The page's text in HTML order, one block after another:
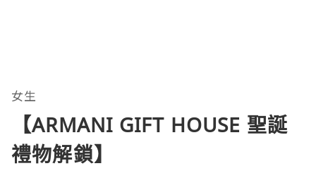
女生
【ARMANI GIFT HOUSE 聖誕
禮物解鎖】